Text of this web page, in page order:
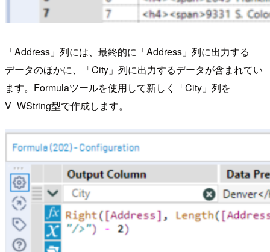
「Address」列には、最終的に「Address」列に出力する
データのほかに、「City」列に出力するデータが含まれてい
ます。Formulaツールを使用して新しく「City」列を
V_WString型で作成します。